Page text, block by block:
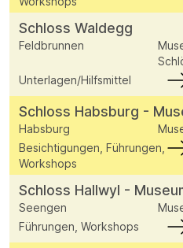
Schloss Waldegg
Feldbrunnen
Unterlagen/Hilfsmittel
Schloss Habsburg -
Habsburg
Besichtigungen, Führungen,
Workshops
Schloss Hallwyl -
Seengen
Führungen, Workshops